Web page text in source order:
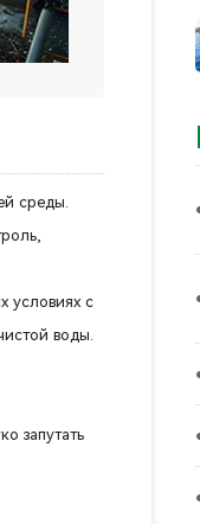
среды.
условиях с
воды.
запутать